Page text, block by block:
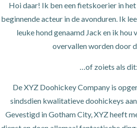
Hoi daar! Ik ben een fietskoerier in
beginnende acteur in de avonduren. Ik
leuke hond genaamd Jack en ik hou
overvallen worden door
…of zoiets als dit:
De XYZ Doohickey Company is
sindsdien kwalitatieve doohickeys
Gevestigd in Gotham City, XYZ heeft